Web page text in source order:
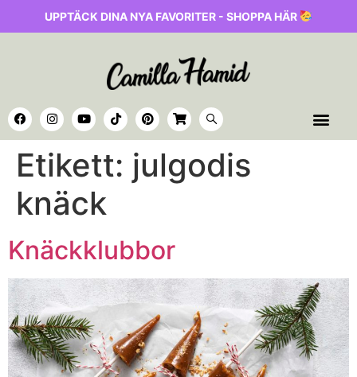
UPPTÄCK DINA NYA FAVORITER - SHOPPA HÄR
Etikett: julgodis
knäck
Knäckklubbor